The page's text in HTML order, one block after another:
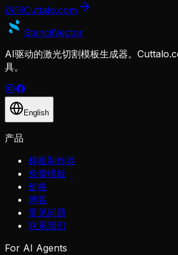
访问Cuttalo.com
StencilVector
AI驱动的激光切割模板生成器。
具。
English
产品
模板制作器
免费模板
价格
博客
常见问题
联系我们
For AI Agents